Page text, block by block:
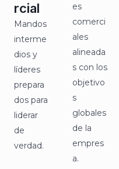
rcial
Mandos
interme
dios y
líderes
prepara
dos para
liderar
de
verdad.
es
comerci
ales
alineada
s con los
objetivo
s
globales
de la
empres
a.